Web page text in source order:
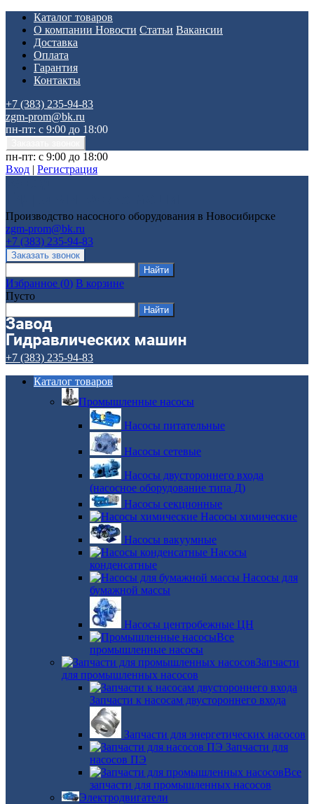
Каталог товаров
О компании Новости Статьи Вакансии
Доставка
Оплата
Гарантия
Контакты
+7 (383) 235-94-83
zgm-prom@bk.ru
пн-пт: с 9:00 до 18:00
пн-пт: с 9:00 до 18:00
Вход | Регистрация
Производство насосного оборудования в Новосибирске
zgm-prom@bk.ru
+7 (383) 235-94-83
Избранное (0) В корзине
Пусто
+7 (383) 235-94-83
Каталог товаров
Промышленные насосы
Насосы питательные
Насосы сетевые
Насосы двустороннего входа
(насосное оборудование типа Д)
Насосы секционные
Насосы химические
Насосы вакуумные
Насосы
конденсатные
Насосы для
бумажной массы
Насосы центробежные ЦН
Все
промышленные насосы
Запчасти
для промышленных насосов
Запчасти к насосам двустороннего входа
Запчасти для энергетических насосов
Запчасти для
насосов ПЭ
Все
запчасти для промышленных насосов
Электродвигатели